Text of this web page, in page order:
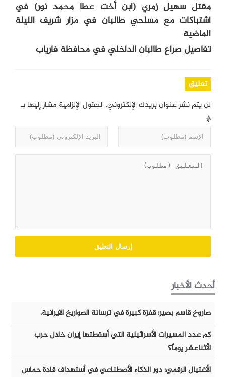
مقتل سهيل زمري (ابن أخت عطا محمد نور) في
اشتباكات مع مسلحي طالبان في مزار شريف الليلة
الماضية
تفاصيل صراع طالبان الداخلي في محافظة فارياب
تعليق
لن يتم نشر عنوان بريدك الإلكتروني. الحقول الإلزامية مشار إليها بـ
*
أحدث الأخبار
صاروخ قاسم بصير: قفزة كبيرة في ترسانة الصواريخ الايرانية.
كم عدد المسيرات الأسرائيلية التي أسقطتها إيران خلال حرب
الأثناعشر يوماً؟
الأغتيال الرقمي: دور الذكاء الأصطناعي في أستهداف قادة حماس